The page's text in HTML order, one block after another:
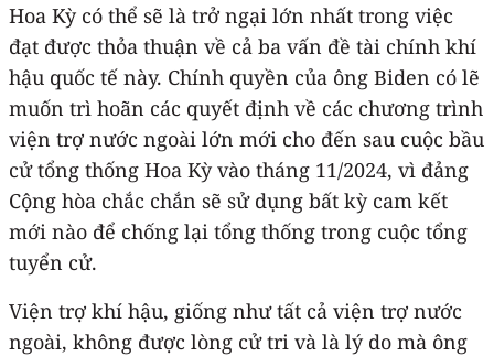
Hoa Kỳ có thể sẽ là trở ngại lớn nhất trong việc
đạt được thỏa thuận về cả ba vấn đề tài chính khí
hậu quốc tế này. Chính quyền của ông Biden có lẽ
muốn trì hoãn các quyết định về các chương trình
viện trợ nước ngoài lớn mới cho đến sau cuộc bầu
cử tổng thống Hoa Kỳ vào tháng 11/2024, vì đảng
Cộng hòa chắc chắn sẽ sử dụng bất kỳ cam kết
mới nào để chống lại tổng thống trong cuộc tổng
tuyển cử.
Viện trợ khí hậu, giống như tất cả viện trợ nước
ngoài, không được lòng cử tri và là lý do mà ông